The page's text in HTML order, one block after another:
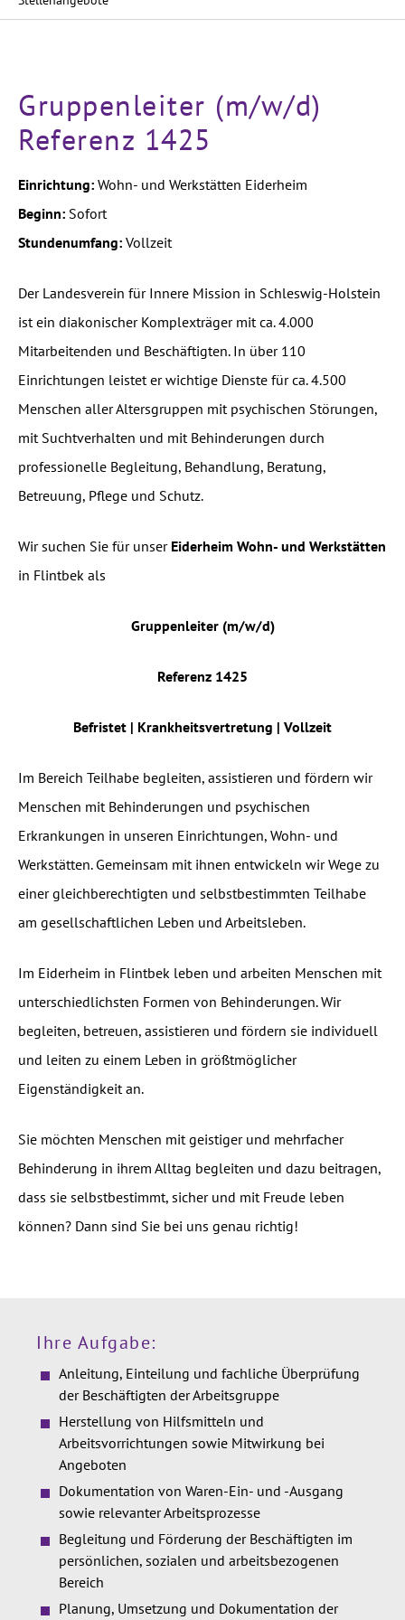
Gruppenleiter (m/w/d)
Referenz 1425
Einrichtung: Wohn- und Werkstätten Eiderheim
Beginn: Sofort
Stundenumfang: Vollzeit
Der Landesverein für Innere Mission in Schleswig-Holstein
ist ein diakonischer Komplexträger mit ca. 4.000
Mitarbeitenden und Beschäftigten. In über 110
Einrichtungen leistet er wichtige Dienste für ca. 4.500
Menschen aller Altersgrup­pen mit psychischen Störungen,
mit Suchtverhalten und mit Behinderungen durch
professionelle Begleitung, Behandlung, Beratung,
Betreuung, Pflege und Schutz.
Wir suchen Sie für unserEiderheim Wohn- und Werkstätten
in Flintbek als
Gruppenleiter (m/w/d)
Referenz 1425
Befristet | Krankheitsvertretung | Vollzeit
Im Bereich Teilhabe begleiten, assistieren und fördern wir
Menschen mit Behinderungen und psychischen
Erkrankungen in unseren Einrichtungen, Wohn- und
Werkstätten. Gemeinsam mit ihnen entwickeln wir Wege zu
einer gleichberechtigten und selbstbestimmten Teilhabe
am gesellschaftlichen Leben und Arbeitsleben.
Im Eiderheim in Flintbek leben und arbeiten Menschen mit
unterschiedlichsten Formen von Behinderungen. Wir
begleiten, betreuen, assistieren und fördern sie individuell
und leiten zu einem Leben in größtmöglicher
Eigenständigkeit an.
Sie möchten Menschen mit geistiger und mehrfacher
Behinderung in ihrem Alltag begleiten und dazu beitragen,
dass sie selbstbestimmt, sicher und mit Freude leben
können? Dann sind Sie bei uns genau richtig!
Ihre Aufgabe:
Anleitung, Einteilung und fachliche Überprüfung
der Beschäftigten der Arbeitsgruppe
Herstellung von Hilfsmitteln und
Arbeitsvorrichtungen sowie Mitwirkung bei
Angeboten
Dokumentation von Waren-Ein- und -Ausgang
sowie relevanter Arbeitsprozesse
Begleitung und Förderung der Beschäftigten im
persönlichen, sozialen und arbeitsbezogenen
Bereich
Planung, Umsetzung und Dokumentation der